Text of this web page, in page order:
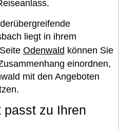
liegt in ihrem
Odenwald können Sie
einordnen,
mit den Angeboten
zu Ihren